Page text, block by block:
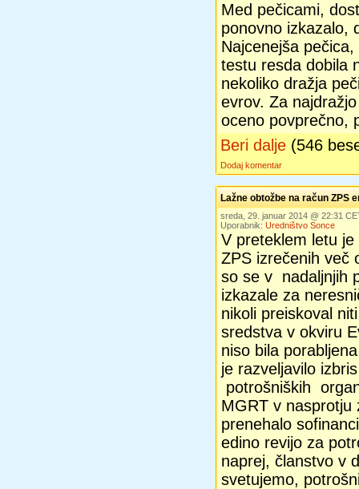
Med pečicami,
ponovno izkazalo,
Najcenejša
testu resda dobila
nekoliko dražja
evrov. Za
oceno povprečno,
Beri dalje (546
Dodaj komentar
Lažne obtožbe na račun ZPS
sreda, 29. januar 2014 @ 22:31
Uporabnik: Uredništvo Sonce
V preteklem letu
ZPS izrečenih več
so se v nadaljnjih
izkazale za
nikoli preiskoval
sredstva v okviru
niso bila
je razveljavilo
potrošniških
MGRT v nasprotju
prenehalo
edino revijo za
naprej, članstvo v
svetujemo,